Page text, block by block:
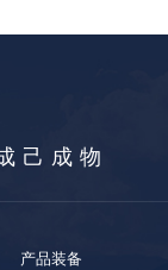
己成物
产品装备